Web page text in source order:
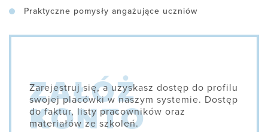
Praktyczne pomysły angażujące uczniów
Zarejestruj się, a uzyskasz dostęp do profilu
swojej placówki w naszym systemie. Dostęp
do faktur, listy pracowników oraz
materiałów ze szkoleń.